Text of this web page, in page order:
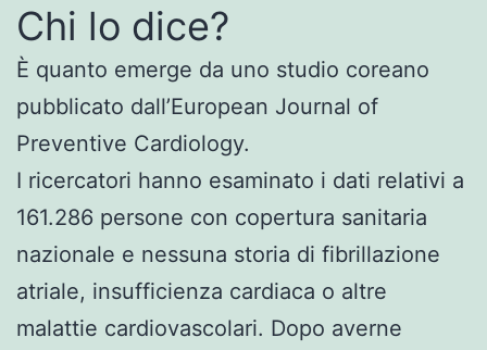
Chi lo dice?
È quanto emerge da uno studio coreano
pubblicato dall’European Journal of
Preventive Cardiology.
I ricercatori hanno esaminato i dati relativi a
161.286 persone con copertura sanitaria
nazionale e nessuna storia di fibrillazione
atriale, insufficienza cardiaca o altre
malattie cardiovascolari. Dopo averne